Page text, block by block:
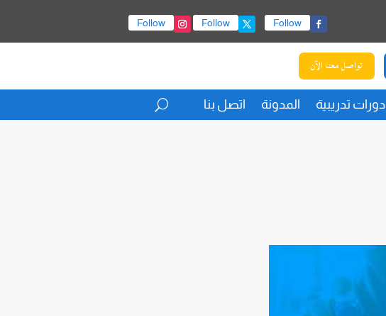
Follow
Follow
Follow
تواصل معنا الآن
دورات تدريبية المدونة اتصل بنا